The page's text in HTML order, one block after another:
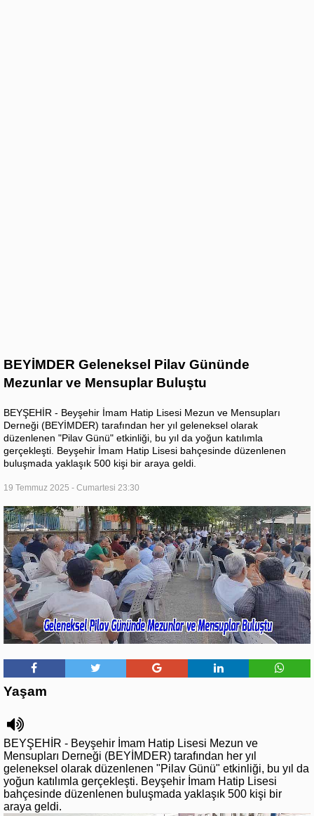
BEYİMDER Geleneksel Pilav Gününde
Mezunlar ve Mensuplar Buluştu
BEYŞEHİR - Beyşehir İmam Hatip Lisesi Mezun ve Mensupları
Derneği (BEYİMDER) tarafından her yıl geleneksel olarak
düzenlenen "Pilav Günü" etkinliği, bu yıl da yoğun katılımla
gerçekleşti. Beyşehir İmam Hatip Lisesi bahçesinde düzenlenen
buluşmada yaklaşık 500 kişi bir araya geldi.
19 Temmuz 2025 - Cumartesi 23:30
Yaşam
BEYŞEHİR - Beyşehir İmam Hatip Lisesi Mezun ve
Mensupları Derneği (BEYİMDER) tarafından her yıl
geleneksel olarak düzenlenen "Pilav Günü" etkinliği, bu yıl da
yoğun katılımla gerçekleşti. Beyşehir İmam Hatip Lisesi
bahçesinde düzenlenen buluşmada yaklaşık 500 kişi bir
araya geldi.